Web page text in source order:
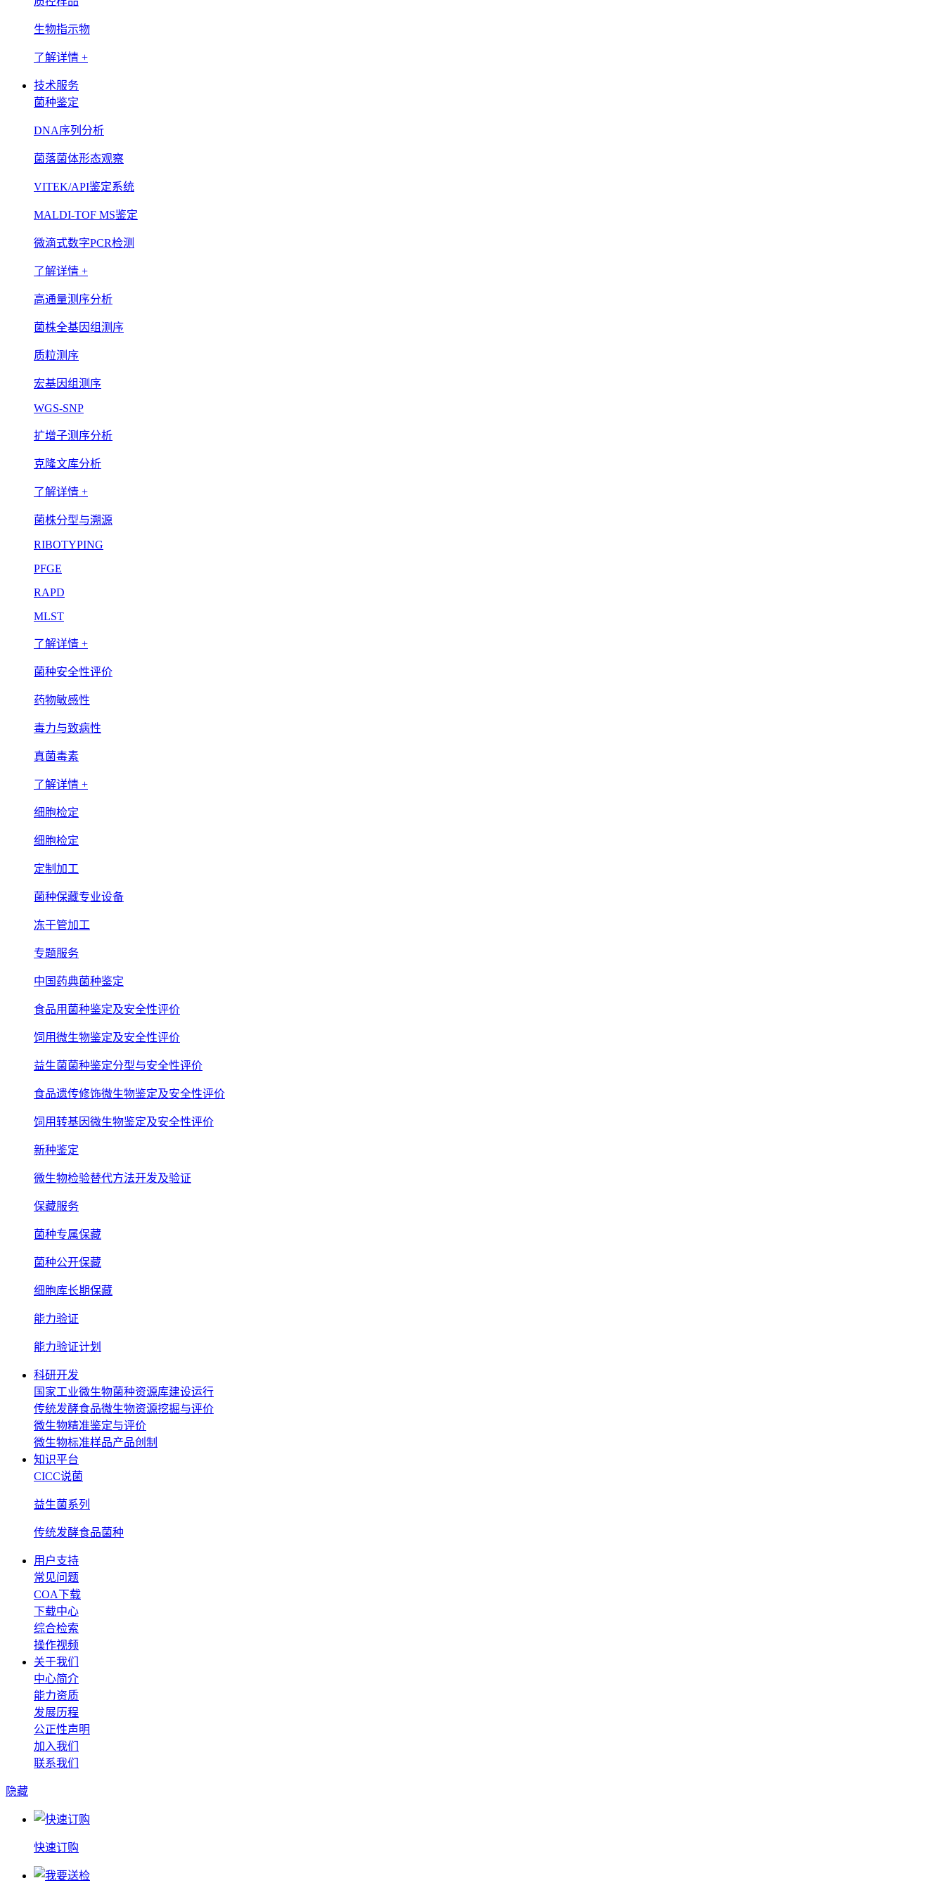
生物指示物
了解详情 +
技术服务
菌种鉴定
DNA序列分析
菌落菌体形态观察
VITEK/API鉴定系统
MALDI-TOF MS鉴定
微滴式数字PCR检测
了解详情 +
高通量测序分析
菌株全基因组测序
质粒测序
宏基因组测序
WGS-SNP
扩增子测序分析
克隆文库分析
了解详情 +
菌株分型与溯源
RIBOTYPING
PFGE
RAPD
MLST
了解详情 +
菌种安全性评价
药物敏感性
毒力与致病性
真菌毒素
了解详情 +
细胞检定
细胞检定
定制加工
菌种保藏专业设备
冻干管加工
专题服务
中国药典菌种鉴定
食品用菌种鉴定及安全性评价
饲用微生物鉴定及安全性评价
益生菌菌种鉴定分型与安全性评价
食品遗传修饰微生物鉴定及安全性评价
饲用转基因微生物鉴定及安全性评价
新种鉴定
微生物检验替代方法开发及验证
保藏服务
菌种专属保藏
菌种公开保藏
细胞库长期保藏
能力验证
能力验证计划
科研开发
国家工业微生物菌种资源库建设运行
传统发酵食品微生物资源挖掘与评价
微生物精准鉴定与评价
微生物标准样品产品创制
知识平台
CICC说菌
益生菌系列
传统发酵食品菌种
用户支持
常见问题
COA下载
下载中心
综合检索
操作视频
关于我们
中心简介
能力资质
发展历程
公正性声明
加入我们
联系我们
隐藏
快速订购